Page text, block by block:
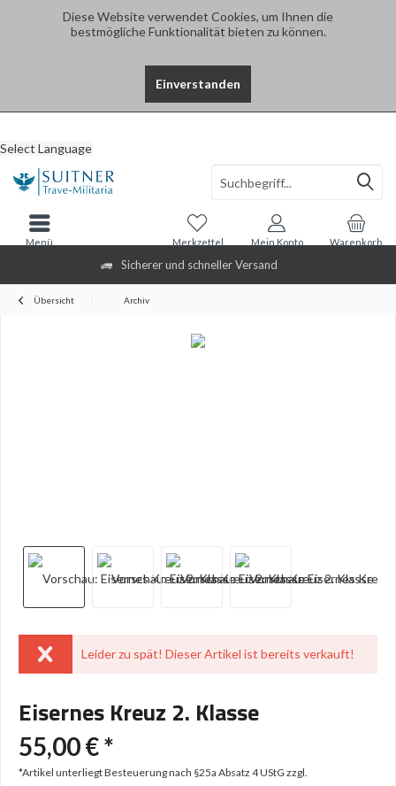
Diese Website verwendet Cookies, um Ihnen die
bestmögliche Funktionalität bieten zu können.
Einverstanden
Sicherer und schneller Versand
Select Language
Warenkorb
Merkzettel Mein Konto
Menü
Übersicht Archiv
Leider zu spät! Dieser Artikel ist bereits verkauft!
Eisernes Kreuz 2. Klasse
55,00 € *
*Artikel unterliegt Besteuerung nach §25a Absatz 4 UStG zzgl.